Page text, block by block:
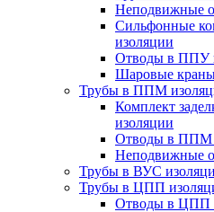
Неподвижные
Сильфонные
изоляции
Отводы в ППУ
Шаровые
Трубы в ППМ
Комплект
изоляции
Отводы в ППМ
Неподвижные
Трубы в ВУС
Трубы в ЦПП
Отводы в ЦПП